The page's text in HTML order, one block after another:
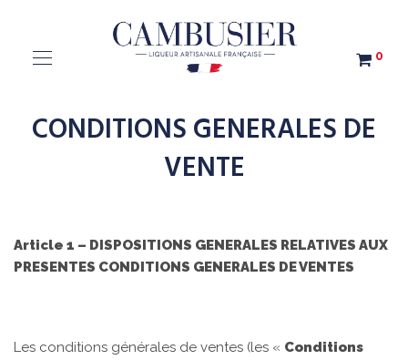
0
CONDITIONS GENERALES DE
VENTE
Article 1 – DISPOSITIONS GENERALES RELATIVES AUX
PRESENTES CONDITIONS GENERALES DE VENTES
Les conditions générales de ventes (les « Conditions